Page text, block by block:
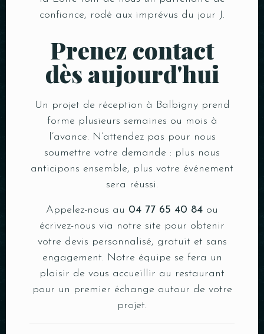
confiance, rodé aux imprévus du jour J.
Prenez contact
dès aujourd'hui
Un projet de réception à Balbigny prend
forme plusieurs semaines ou mois à
l’avance. N’attendez pas pour nous
soumettre votre demande : plus nous
anticipons ensemble, plus votre événement
sera réussi.
Appelez-nous au 04 77 65 40 84 ou
écrivez-nous via notre site pour obtenir
votre devis personnalisé, gratuit et sans
engagement. Notre équipe se fera un
plaisir de vous accueillir au restaurant
pour un premier échange autour de votre
projet.